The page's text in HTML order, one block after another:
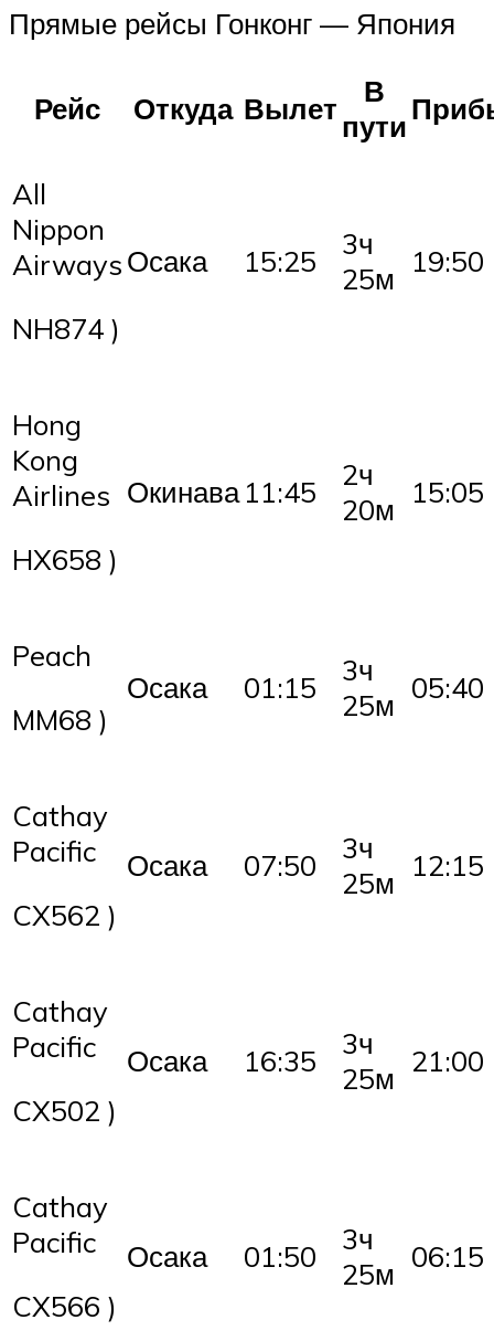
Прямые рейсы Гонконг — Япония
Рейс Откуда Вылет
В
пути
All
Nippon
Airways
NH874 )
Осака 15:25
3ч
25м
19:50
Hong
Kong
Airlines
HX658 )
Окинава 11:45
2ч
20м
15:05
Peach
MM68 )
Осака 01:15
3ч
25м 05:40
Cathay
Pacific
CX562 )
Осака 07:50
3ч
25м
12:15
Cathay
Pacific
CX502 )
Осака 16:35
3ч
25м 21:00
Cathay
Pacific
CX566 )
Осака 01:50
3ч
25м 06:15